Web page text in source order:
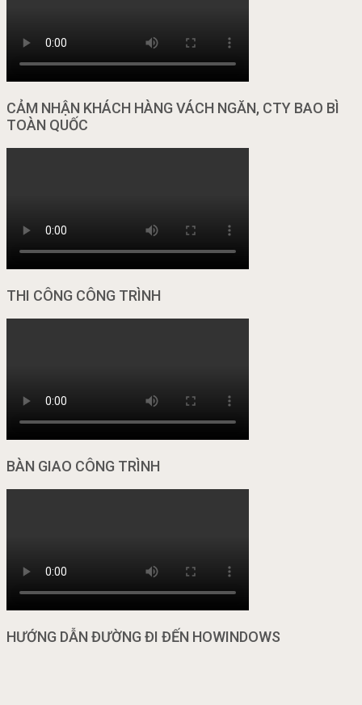
CẢM NHẬN KHÁCH HÀNG VÁCH NGĂN, CTY BAO BÌ
TOÀN QUỐC
THI CÔNG CÔNG TRÌNH
BÀN GIAO CÔNG TRÌNH
HƯỚNG DẪN ĐƯỜNG ĐI ĐẾN HOWINDOWS